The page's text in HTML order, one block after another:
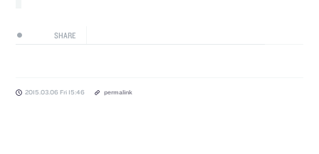
SHARE
2015.03.06 Fri 15:46 permalink